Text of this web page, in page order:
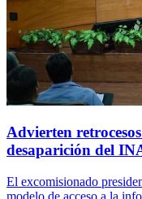
Advierten
desaparición del
El excomisionado
modelo de acceso a la